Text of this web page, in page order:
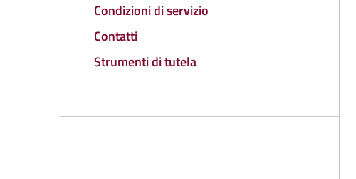
Condizioni di servizio
Contatti
Strumenti di tutela